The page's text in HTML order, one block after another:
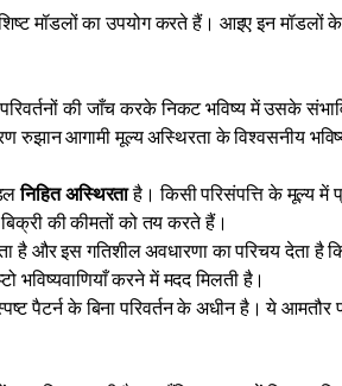
मॉडलों का उपयोग करते हैं। आइए इन
की जाँच करके निकट भविष्य में उसके
रुझान आगामी मूल्य अस्थिरता के विश्वसनीय
निहित अस्थिरताहै। किसी परिसंपत्ति के मूल्य में
की कीमतों को तय करते हैं।
है और इस गतिशील अवधारणा का परिचय देता है
करने में मदद मिलती है।
पैटर्न के बिना परिवर्तन के अधीन है। ये आमतौर